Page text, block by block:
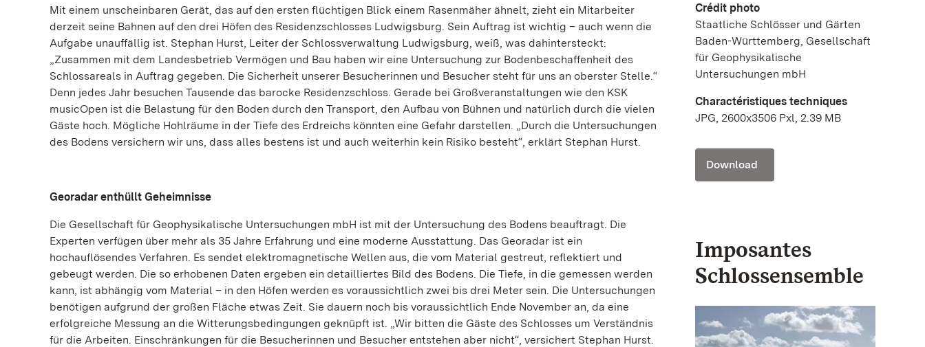
Mit einem unscheinbaren Gerät, das auf den ersten flüchtigen Blick einem Rasenmäher ähnelt, zieht ein Mitarbeiter
derzeit seine Bahnen auf den drei Höfen des Residenzschlosses Ludwigsburg. Sein Auftrag ist wichtig – auch wenn die
Aufgabe unauffällig ist. Stephan Hurst, Leiter der Schlossverwaltung Ludwigsburg, weiß, was dahintersteckt:
„Zusammen mit dem Landesbetrieb Vermögen und Bau haben wir eine Untersuchung zur Bodenbeschaffenheit des
Schlossareals in Auftrag gegeben. Die Sicherheit unserer Besucherinnen und Besucher steht für uns an oberster Stelle.“
Denn jedes Jahr besuchen Tausende das barocke Residenzschloss. Gerade bei Großveranstaltungen wie den KSK
musicOpen ist die Belastung für den Boden durch den Transport, den Aufbau von Bühnen und natürlich durch die vielen
Gäste hoch. Mögliche Hohlräume in der Tiefe des Erdreichs könnten eine Gefahr darstellen. „Durch die Untersuchungen
des Bodens versichern wir uns, dass alles bestens ist und auch weiterhin kein Risiko besteht“, erklärt Stephan Hurst.
Georadar enthüllt Geheimnisse
Die Gesellschaft für Geophysikalische Untersuchungen mbH ist mit der Untersuchung des Bodens beauftragt. Die
Experten verfügen über mehr als 35 Jahre Erfahrung und eine moderne Ausstattung. Das Georadar ist ein
hochauflösendes Verfahren. Es sendet elektromagnetische Wellen aus, die vom Material gestreut, reflektiert und
gebeugt werden. Die so erhobenen Daten ergeben ein detailliertes Bild des Bodens. Die Tiefe, in die gemessen werden
kann, ist abhängig vom Material – in den Höfen werden es voraussichtlich zwei bis drei Meter sein. Die Untersuchungen
benötigen aufgrund der großen Fläche etwas Zeit. Sie dauern noch bis voraussichtlich Ende November an, da eine
erfolgreiche Messung an die Witterungsbedingungen geknüpft ist. „Wir bitten die Gäste des Schlosses um Verständnis
für die Arbeiten. Einschränkungen für die Besucherinnen und Besucher entstehen aber nicht“, versichert Stephan Hurst.
Crédit photo
Staatliche Schlösser und Gärten
Baden-Württemberg, Gesellschaft
für Geophysikalische
Untersuchungen mbH
Charactéristiques techniques
JPG, 2600x3506 Pxl, 2.39 MB
Download
Imposantes
Schlossensemble